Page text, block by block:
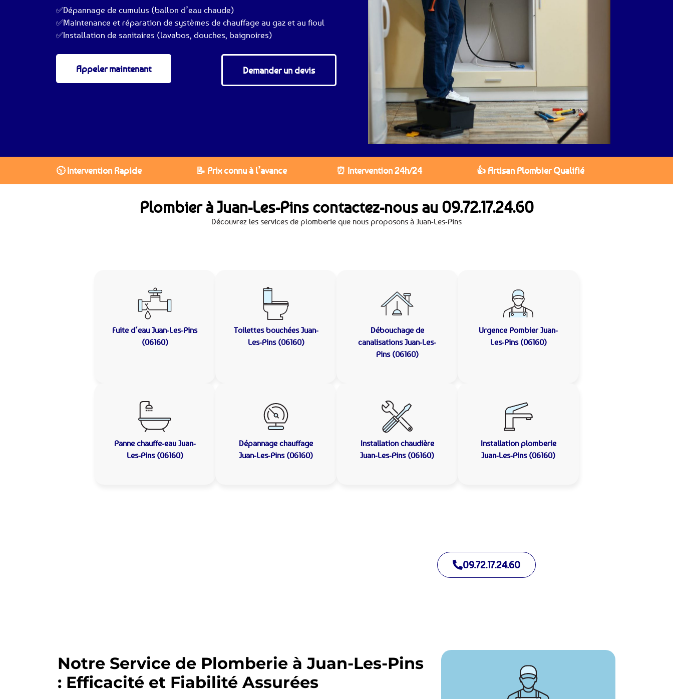
✅Dépannage de cumulus (ballon d’eau chaude)
✅Maintenance et réparation de systèmes de chauffage au gaz et au fioul
✅Installation de sanitaires (lavabos, douches, baignoires)
Appeler maintenant Demander un devis
🕥 Intervention Rapide 📝 Prix connu à l’avance ⏰ Intervention 24h/24 👍 Artisan Plombier Qualifié
Plombier à Juan-Les-Pins contactez-nous au 09.72.17.24.60
Découvrez les services de plomberie que nous proposons à Juan-Les-Pins
Fuite d’eau Juan-Les-Pins
(06160)
Toilettes bouchéesJuan-
Les-Pins (06160)
Débouchage de
canalisationsJuan-Les-
Pins (06160)
Urgence PombierJuan-
Les-Pins (06160)
Panne chauffe-eau Juan-
Les-Pins (06160)
Dépannage chauffage
Juan-Les-Pins (06160)
Installation chaudière
Juan-Les-Pins (06160)
Installation plomberie
Juan-Les-Pins (06160)
09.72.17.24.60
Notre Service de Plomberie à Juan-Les-Pins
: Efficacité et Fiabilité Assurées